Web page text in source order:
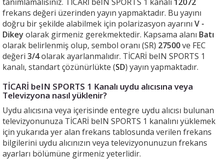
frekans değeri üzerinden yayın yapmaktadır. Bu yayını
doğru bir şekilde alabilmek için polarizasyon ayarını V -
Dikey olarak girmeniz gerekmektedir. Kapsama alanı Batı
olarak belirlenmiş olup, sembol oranı (SR) 27500ve FEC
değeri 3/4olarak ayarlanmalıdır. TİCARİ beIN SPORTS 1
kanalı, standart çözünürlükte (SD) yayın yapmaktadır.
TİCARİ beIN SPORTS 1 Kanalı uydu alıcısına veya
Televizyona nasıl yüklenir?
Uydu alıcısına veya içerisinde entegre uydu alıcısı bulunan
televizyonunuza TİCARİ beIN SPORTS 1 kanalını yüklemek
için yukarıda yer alan frekans tablosunda verilen frekans
bilgilerini uydu alıcınızın veya televizyonunuzun frekans
ayarları bölümüne girmeniz yeterlidir.